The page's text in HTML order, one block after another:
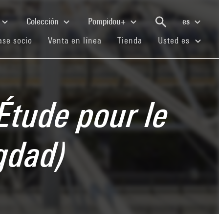
Colección Pompidou+
es
socio (current)
Venta en línea (current)
Tienda (current)
Usted es
pour le